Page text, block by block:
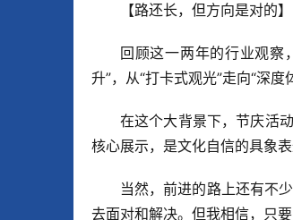
【路还长，但方向是对的】
回顾这一两年的行业观察
升”，从“打卡式观光”走向“深度
在这个大背景下，节庆活
核心展示，是文化自信的具象
当然，前进的路上还有不
去面对和解决。但我相信，只